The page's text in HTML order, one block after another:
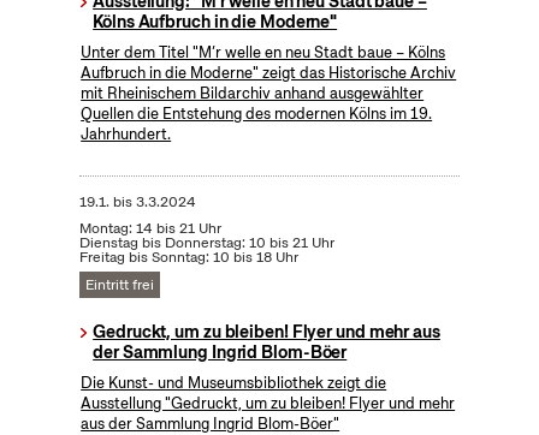
Kölns Aufbruch in die Moderne"
Unter dem Titel "M’r welle en neu Stadt baue – Kölns
Aufbruch in die Moderne" zeigt das Historische Archiv
mit Rheinischem Bildarchiv anhand ausgewählter
Quellen die Entstehung des modernen Kölns im 19.
Jahrhundert.
19.1. bis3.3.2024
Montag: 14 bis 21 Uhr
Dienstag bis Donnerstag: 10 bis 21 Uhr
Freitag bis Sonntag: 10 bis 18 Uhr
Eintritt frei
Gedruckt, um zu bleiben! Flyer und mehr aus
der Sammlung Ingrid Blom-Böer
Die Kunst- und Museumsbibliothek zeigt die
Ausstellung "Gedruckt, um zu bleiben! Flyer und mehr
aus der Sammlung Ingrid Blom-Böer"